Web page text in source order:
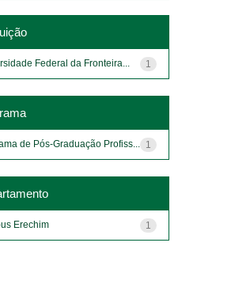
1
Federal da Fronteira...
1
de Pós-Graduação Profiss...
1
Erechim